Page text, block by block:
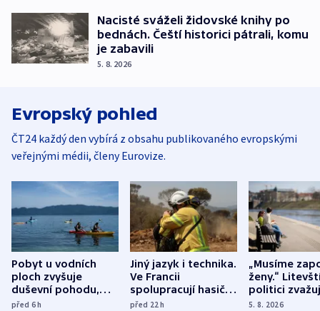
Nacisté sváželi židovské knihy po
bednách. Čeští historici pátrali, komu
je zabavili
5. 8. 2026
Evropský pohled
ČT24 každý den vybírá z obsahu publikovaného evropskými
veřejnými médii, členy Eurovize.
Pobyt u vodních
ploch zvyšuje
duševní pohodu,
ukázala
před 6h
Jiný jazyk i technika.
Ve Francii
spolupracují hasiči z
různých zemí
před 22h
„Musíme
ženy.“
politici
dohodu o
5. 8. 2026